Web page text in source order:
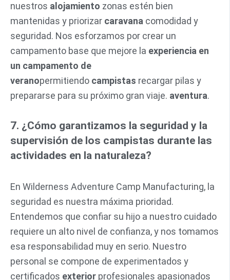
nuestros alojamiento zonas estén bien
mantenidas y priorizar caravana comodidad y
seguridad. Nos esforzamos por crear un
campamento base que mejore la experiencia en
un campamento de
veranopermitiendo campistas recargar pilas y
prepararse para su próximo gran viaje. aventura.
7. ¿Cómo garantizamos la seguridad y la
supervisión de los campistas durante las
actividades en la naturaleza?
En Wilderness Adventure Camp Manufacturing, la
seguridad es nuestra máxima prioridad.
Entendemos que confiar su hijo a nuestro cuidado
requiere un alto nivel de confianza, y nos tomamos
esa responsabilidad muy en serio. Nuestro
personal se compone de experimentados y
certificados exterior profesionales apasionados